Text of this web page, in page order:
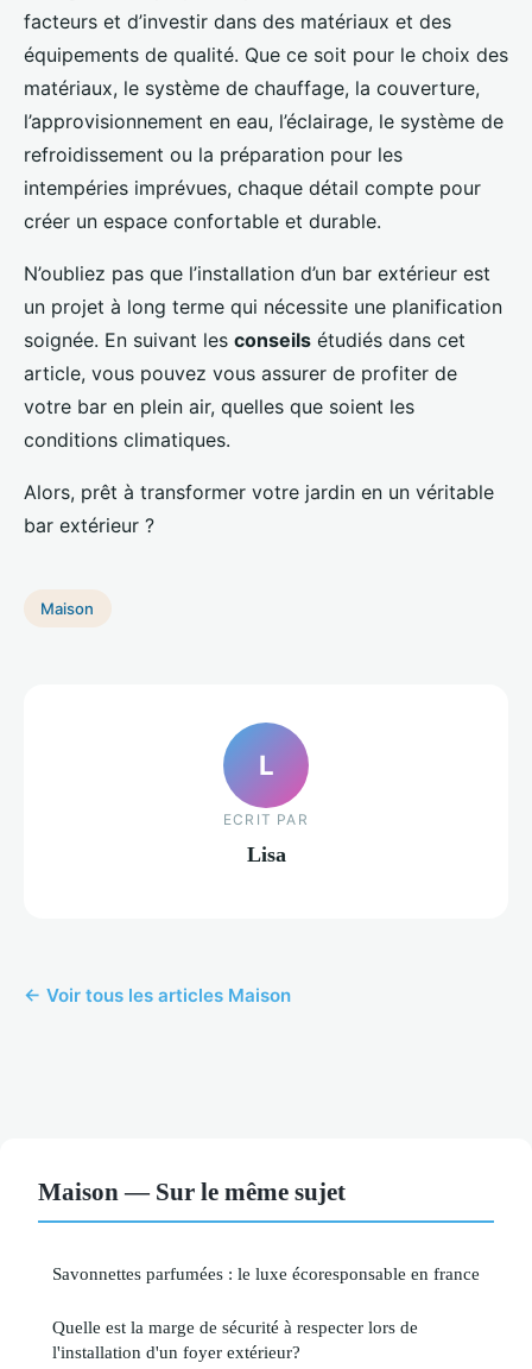
facteurs et d’investir dans des matériaux et des
équipements de qualité. Que ce soit pour le choix des
matériaux, le système de chauffage, la couverture,
l’approvisionnement en eau, l’éclairage, le système de
refroidissement ou la préparation pour les
intempéries imprévues, chaque détail compte pour
créer un espace confortable et durable.
N’oubliez pas que l’installation d’un bar extérieur est
un projet à long terme qui nécessite une planification
soignée. En suivant les conseils étudiés dans cet
article, vous pouvez vous assurer de profiter de
votre bar en plein air, quelles que soient les
conditions climatiques.
Alors, prêt à transformer votre jardin en un véritable
bar extérieur ?
Maison
L
ECRIT PAR
Lisa
← Voir tous les articles Maison
Maison — Sur le même sujet
Savonnettes parfumées : le luxe écoresponsable en france
Quelle est la marge de sécurité à respecter lors de
l'installation d'un foyer extérieur?